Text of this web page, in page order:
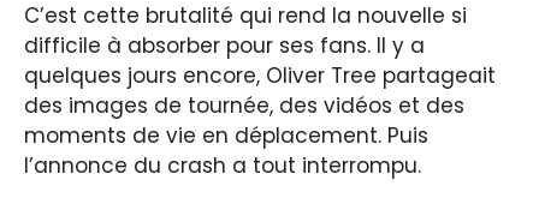
C’est cette brutalité qui rend la nouvelle si
difficile à absorber pour ses fans. Il y a
quelques jours encore, Oliver Tree partageait
des images de tournée, des vidéos et des
moments de vie en déplacement. Puis
l’annonce du crash a tout interrompu.